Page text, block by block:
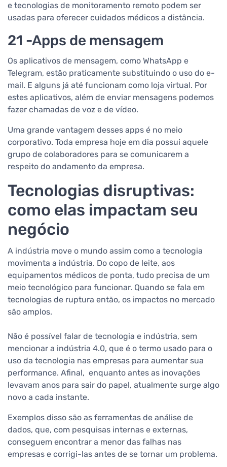
e tecnologias de monitoramento remoto podem ser
usadas para oferecer cuidados médicos a distância.
21 -Apps de mensagem
Os aplicativos de mensagem, como WhatsApp e
Telegram, estão praticamente substituindo o uso do e-
mail. E alguns já até funcionam como loja virtual. Por
estes aplicativos, além de enviar mensagens podemos
fazer chamadas de voz e de vídeo.
Uma grande vantagem desses apps é no meio
corporativo. Toda empresa hoje em dia possui aquele
grupo de colaboradores para se comunicarem a
respeito do andamento da empresa.
Tecnologias disruptivas:
como elas impactam seu
negócio
A indústria move o mundo assim como a tecnologia
movimenta a indústria. Do copo de leite, aos
equipamentos médicos de ponta, tudo precisa de um
meio tecnológico para funcionar. Quando se fala em
tecnologias de ruptura então, os impactos no mercado
são amplos.
Não é possível falar de tecnologia e indústria, sem
mencionar a indústria 4.0, que é o termo usado para o
uso da tecnologia nas empresas para aumentar sua
performance. Afinal, enquanto antes as inovações
levavam anos para sair do papel, atualmente surge algo
novo a cada instante.
Exemplos disso são as ferramentas de análise de
dados, que, com pesquisas internas e externas,
conseguem encontrar a menor das falhas nas
empresas e corrigi-las antes de se tornar um problema.